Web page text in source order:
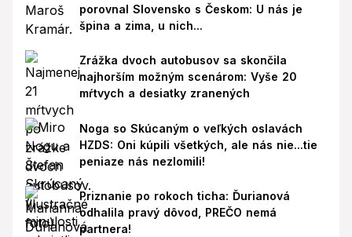
porovnal Slovensko s Českom: U nás je
špina a zima, u nich...
Zrážka dvoch autobusov sa skončila
najhorším možným scenárom: Vyše 20
mŕtvych a desiatky zranených
Noga so Skúcaným o veľkých oslavách
HZDS: Oni kúpili všetkých, ale nás nie...tie
peniaze nás nezlomili!
Priznanie po rokoch ticha: Ďurianová
odhalila pravý dôvod, PREČO nemá
partnera!